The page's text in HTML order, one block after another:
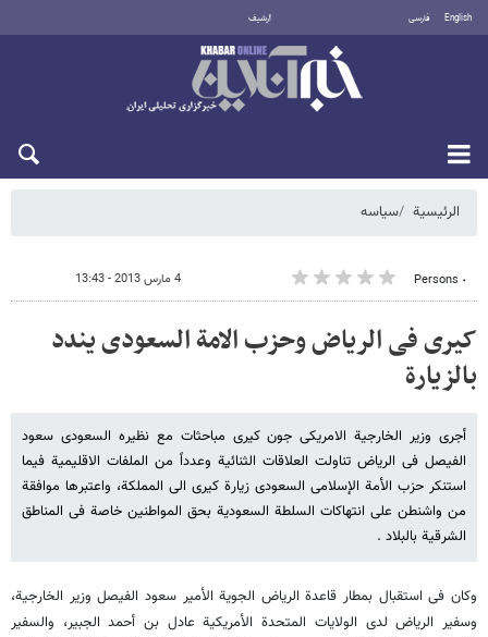
English فارسی أرشيف
الرئيسية سیاسه
٠ Persons 4 مارس 2013 - 13:43
کیری فی الریاض وحزب الامة السعودی یندد
بالزیارة
أجرى وزیر الخارجیة الامریکی جون کیری مباحثات مع نظیره السعودی سعود
الفیصل فی الریاض تناولت العلاقات الثنائیة وعدداً من الملفات الاقلیمیة فیما
استنکر حزب الأمة الإسلامی السعودی زیارة کیری الى المملکة، واعتبرها موافقة
من واشنطن على انتهاکات السلطة السعودیة بحق المواطنین خاصة فی المناطق
الشرقیة بالبلاد .
وکان فی استقبال بمطار قاعدة الریاض الجویة الأمیر سعود الفیصل وزیر الخارجیة،
وسفیر الریاض لدى الولایات المتحدة الأمریکیة عادل بن أحمد الجبیر، والسفیر